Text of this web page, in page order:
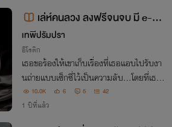
เล่ห์คนลวง ลงฟรีจนจบ มี e-bo
ok
เทพีปรัมปรา
อีโรติก
เธอขอร้องให้เขาเก็บเรื่องที่เธอแอบไปรับงา
นถ่ายแบบเซ็กซี่ไว้เป็นความลับ...โดยที่เธอไ
ม่รู้เลยว่าเขาเองก็มีความลับ เป็นรูป 'เซ็กซี่'
ของเธอที่มีอยู่เต็มกล้อง
10.0K 6 5 42
1 ปีที่แล้ว